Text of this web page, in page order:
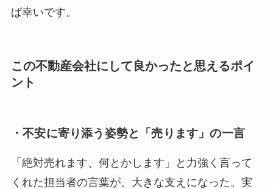
ば幸いです。
この不動産会社にして良かったと思えるポイ
ント
・不安に寄り添う姿勢と「売ります」の一言
「絶対売れます、何とかします」と力強く言って
くれた担当者の言葉が、大きな支えになった。実